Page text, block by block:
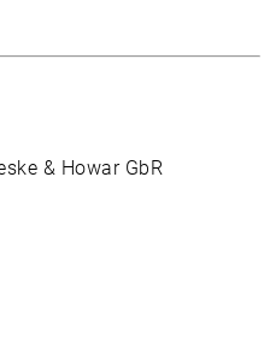
& Howar GbR